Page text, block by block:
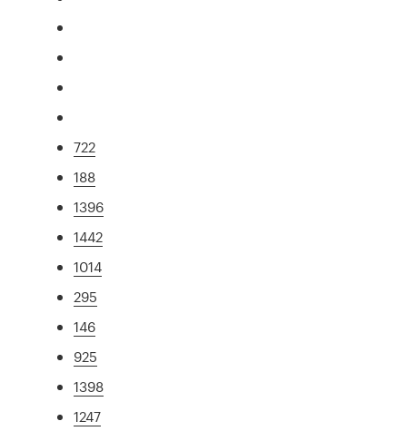
722
188
1396
1442
1014
295
146
925
1398
1247